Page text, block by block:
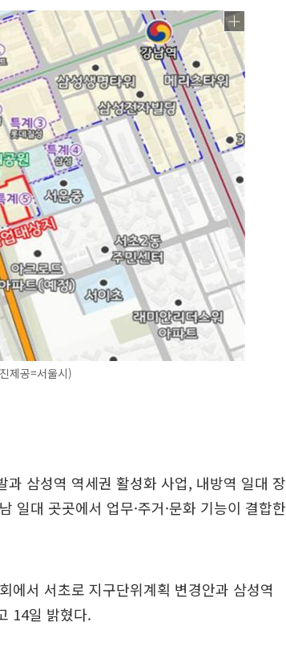
제공=서울시)
삼성역 역세권 활성화 사업, 내방역 일대 장
일대 곳곳에서 업무·주거·문화 기능이 결합한
에서 서초로 지구단위계획 변경안과 삼성역
14일 밝혔다.